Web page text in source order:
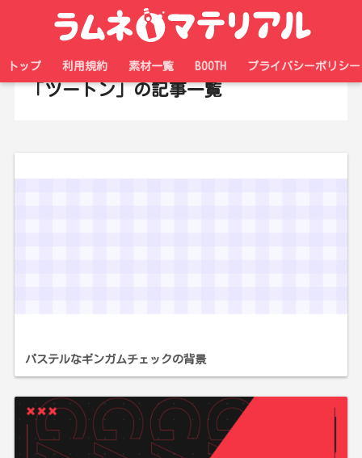
トップ 利用規約 素材一覧 BOOTH プライバシーポリシー
「ツートン」の記事一覧
パステルなギンガムチェックの背景